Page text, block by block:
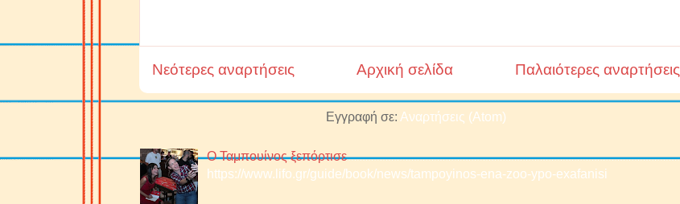
Νεότερες αναρτήσεις Παλαιότερες αναρτήσεις
Αρχική σελίδα
Εγγραφή σε: Αναρτήσεις (Atom)
Ο Ταμπουίνος ξεπόρτισε
https://www.lifo.gr/guide/book/news/tampoyinos-ena-zoo-ypo-exafanisi